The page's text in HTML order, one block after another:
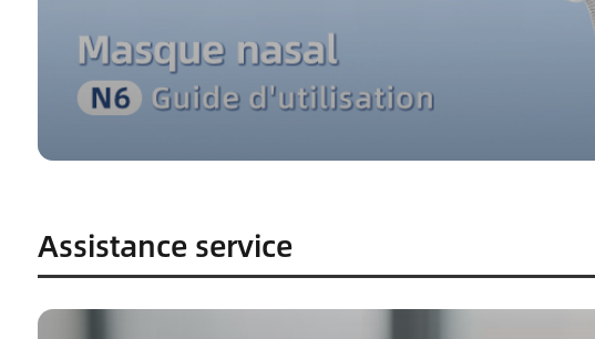
Assistance service